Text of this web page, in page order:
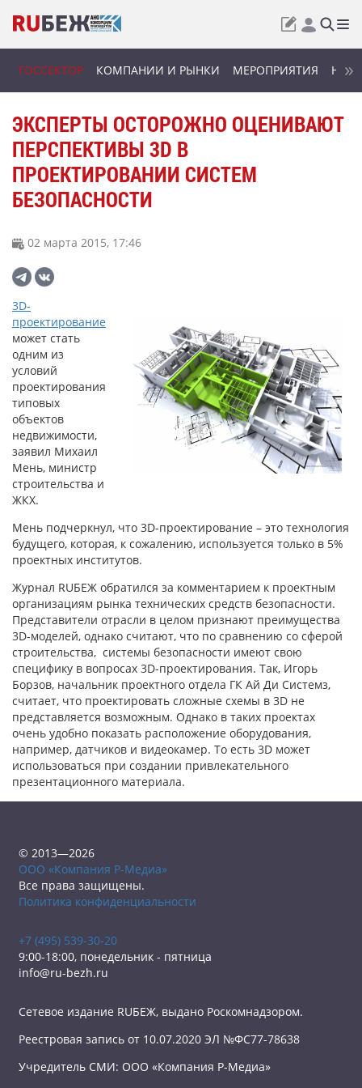
ГОССЕКТОР КОМПАНИИ И РЫНКИ МЕРОПРИЯТИЯ
ЭКСПЕРТЫ ОСТОРОЖНО ОЦЕНИВАЮТ
ПЕРСПЕКТИВЫ 3D В
ПРОЕКТИРОВАНИИ СИСТЕМ
БЕЗОПАСНОСТИ
02 марта 2015, 17:46
3D-
проектирование
может стать
одним из
условий
проектирования
типовых
объектов
недвижимости,
заявил Михаил
Мень, министр
строительства и
ЖКХ.
Мень подчеркнул, что 3D-проектирование – это технология
будущего, которая, к сожалению, используется только в 5%
проектных институтов.
Журнал RUБЕЖ обратился за комментарием к проектным
организациям рынка технических средств безопасности.
Представители отрасли в целом признают преимущества
3D-моделей, однако считают, что по сравнению со сферой
строительства, системы безопасности имеют свою
специфику в вопросах 3D-проектирования. Так, Игорь
Борзов, начальник проектного отдела ГК Ай Ди Системз,
считает, что проектировать сложные схемы в 3D не
представляется возможным. Однако в таких проектах
очень удобно показать расположение оборудования,
например, датчиков и видеокамер. То есть 3D может
использоваться при создании привлекательного
презентационного материала.
© 2013—2026
ООО «Компания Р-Медиа»
Все права защищены.
Политика конфиденциальности
+7 (495) 539-30-20
9:00-18:00, понедельник - пятница
info@ru-bezh.ru
Сетевое издание RUБЕЖ, выдано Роскомнадзором.
Реестровая запись от 10.07.2020 ЭЛ №ФС77-78638
Учредитель СМИ: ООО «Компания Р-Медиа»